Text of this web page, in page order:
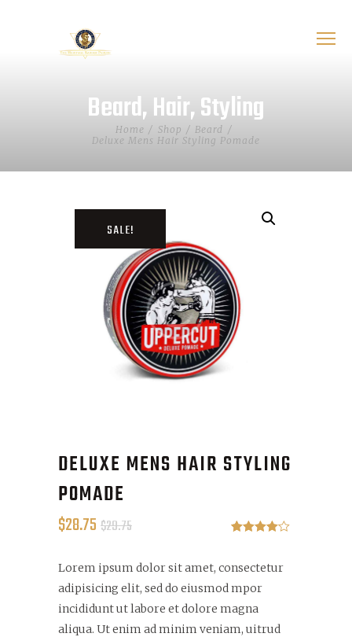
Beard,Hair,Styling
Home Shop
Beard
Deluxe Mens Hair Styling Pomade
SALE!
DELUXE MENS HAIR STYLING
POMADE
of 5
based on
custome
r rating
$29.75
$28.75
Lorem ipsum dolor sit amet, consectetur
adipisicing elit, sed do eiusmod mpor
incididunt ut labore et dolore magna
aliqua. Ut enim ad minim veniam, uitrud